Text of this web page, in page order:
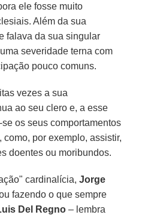
ele fosse muito
Além da sua
falava da sua singular
severidade terna com
pouco comuns.
vezes a sua
ao seu clero e, a esse
os seus comportamentos
por exemplo, assistir,
doentes ou moribundos.
cardinalícia,Jorge
fazendo o que sempre
Del Regno – lembra